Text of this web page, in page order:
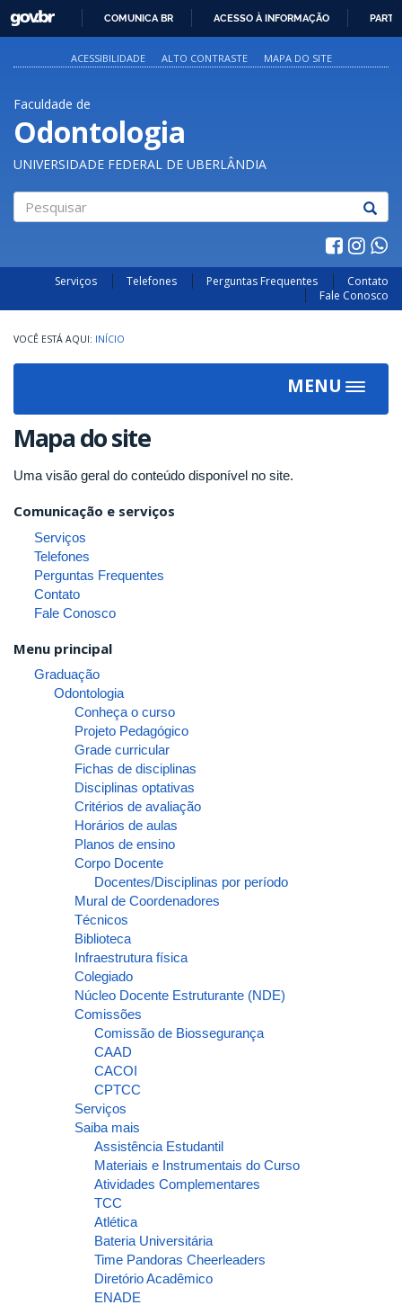
PARA
O
GOVBR
COMUNICA BR ACESSO À INFORMAÇÃO
ACESSIBILIDADE ALTO CONTRASTE MAPA DO SITE
Faculdade de
Odontologia
UNIVERSIDADE FEDERAL DE UBERLÂNDIA
Serviços Telefones Perguntas Frequentes
Contato
Fale Conosco
INÍCIO
MENU
Toggle
Mapa do site
Uma visão geral do conteúdo disponível no site.
Comunicação e serviços
Serviços
Telefones
Perguntas Frequentes
Contato
Fale Conosco
Menu principal
Graduação
Odontologia
Conheça o curso
Projeto Pedagógico
Grade curricular
Fichas de disciplinas
Disciplinas optativas
Critérios de avaliação
Horários de aulas
Planos de ensino
Corpo Docente
Docentes/Disciplinas por período
Mural de Coordenadores
Técnicos
Biblioteca
Infraestrutura física
Colegiado
Núcleo Docente Estruturante (NDE)
Comissões
Comissão de Biossegurança
CAAD
CACOI
CPTCC
Serviços
Saiba mais
Assistência Estudantil
Materiais e Instrumentais do Curso
Atividades Complementares
TCC
Atlética
Bateria Universitária
Time Pandoras Cheerleaders
Diretório Acadêmico
ENADE